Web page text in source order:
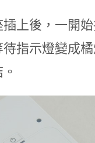
上後，一開
指示燈變成